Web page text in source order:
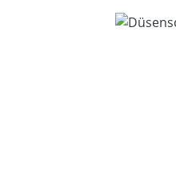
Bildergalerie überspringen